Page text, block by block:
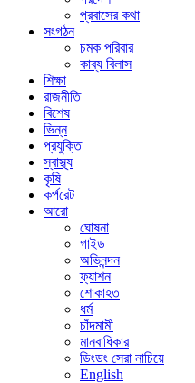
প্রবাসের কথা
সংগঠন
চমক পরিবার
কাব্য বিলাস
শিক্ষা
রাজনীতি
বিশেষ
ভিন্ন
প্রযুক্তি
স্বাস্থ্য
কৃষি
কর্পরেট
আরো
ঘোষনা
গাইড
অভিনন্দন
ফ্যাশন
শোকাহত
ধর্ম
চাঁদমামী
মানবাধিকার
ডিংডং সেরা নাচিয়ে
English